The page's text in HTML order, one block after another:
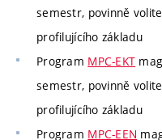
semestr, povinně
profilujícího základu
Program MPC-EKT
semestr, povinně
profilujícího základu
Program MPC-EEN